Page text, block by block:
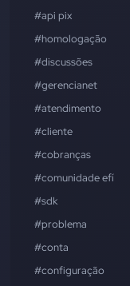
#api pix
#homologação
#discussões
#gerencianet
#atendimento
#cliente
#cobranças
#comunidade efí
#sdk
#problema
#conta
#configuração